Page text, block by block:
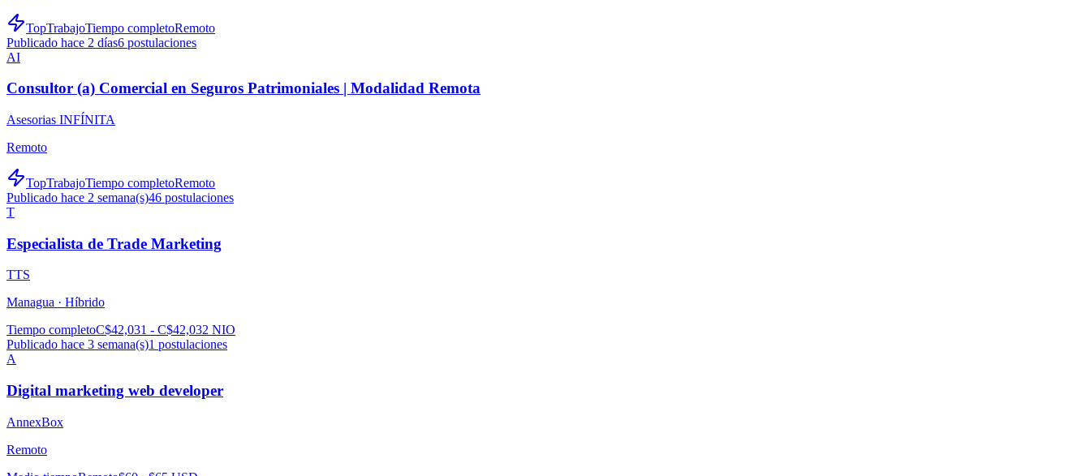
TopTrabajoTiempo completoRemoto
Publicado hace 2 días6 postulaciones
AI
Consultor (a) Comercial en Seguros Patrimoniales | Modalidad Remota
Asesorias INFÍNITA
Remoto
TopTrabajoTiempo completoRemoto
Publicado hace 2 semana(s)46 postulaciones
T
Especialista de Trade Marketing
TTS
Managua · Híbrido
Tiempo completoC$42,031 - C$42,032 NIO
Publicado hace 3 semana(s)1 postulaciones
A
Digital marketing web developer
AnnexBox
Remoto